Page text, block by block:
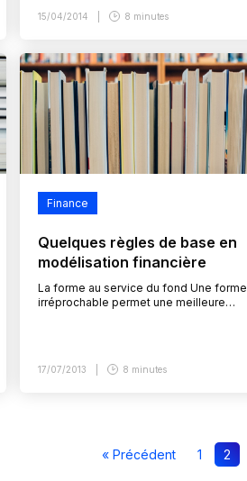
15/04/2014 8 minutes
Finance
Quelques règles de base en
modélisation financière
La forme au service du fond Une forme
irréprochable permet une meilleure
17/07/2013 8 minutes
« Précédent 1 2